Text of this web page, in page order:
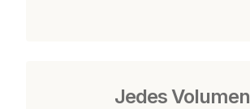
Jedes Volumen